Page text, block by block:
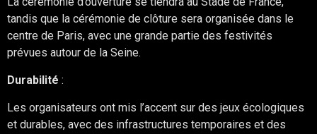
tandis que la cérémonie de clôture sera organisée dans le
centre de Paris, avec une grande partie des festivités
prévues autour de la Seine.
Durabilité :
Les organisateurs ont mis l’accent sur des jeux écologiques
et durables, avec des infrastructures temporaires et des